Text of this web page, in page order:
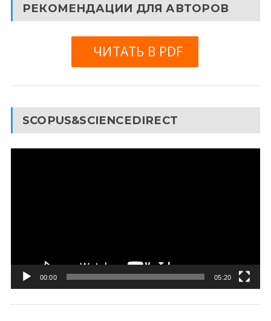
РЕКОМЕНДАЦИИ ДЛЯ АВТОРОВ
ЧИТАТЬ В PDF
SCOPUS&SCIENCEDIRECT
00:00 05:20